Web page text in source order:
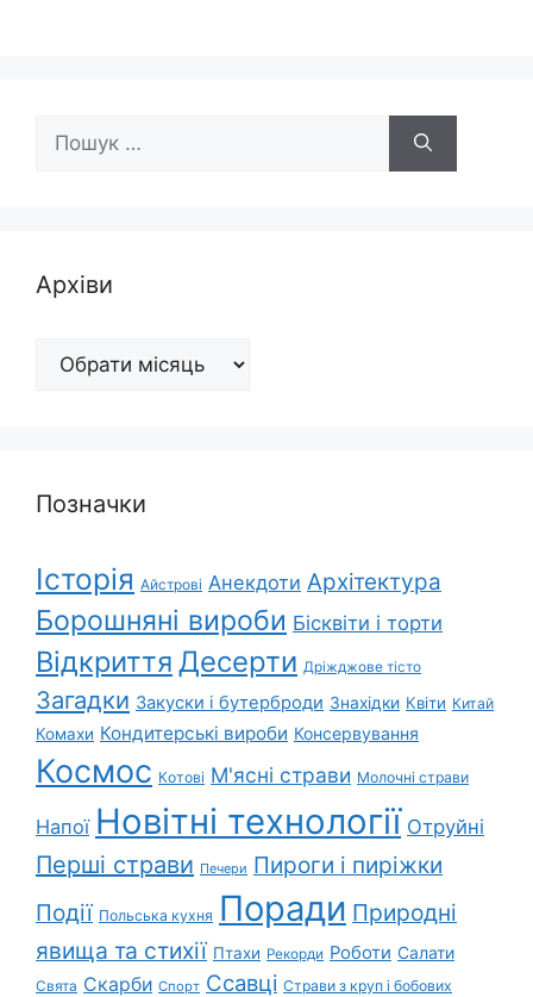
Архіви
Архіви
Позначки
Історія Айстрові Анекдоти Архітектура
Борошняні вироби Бісквіти і торти
Відкриття Десерти Дріжджове тісто
Загадки Закуски і бутерброди Знахідки Квіти Китай
Комахи Кондитерські вироби Консервування
Космос Котові М'ясні страви Молочні страви
Напої Новітні технології Отруйні
Перші страви Печери Пироги і пиріжки
Події Польська кухня Поради Природні
явища та стихії Птахи Рекорди Роботи Салати
Свята Скарби Спорт Ссавці Страви з круп і бобових